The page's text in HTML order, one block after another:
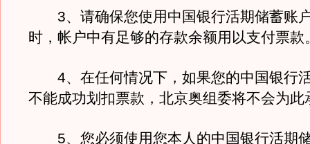
3、请确保您使用中国银行活期储蓄账
时，帐户中有足够的存款余额用以支付票款
4、在任何情况下，如果您的中国银行
不能成功划扣票款，北京奥组委将不会为此
5、您必须使用您本人的中国银行活期